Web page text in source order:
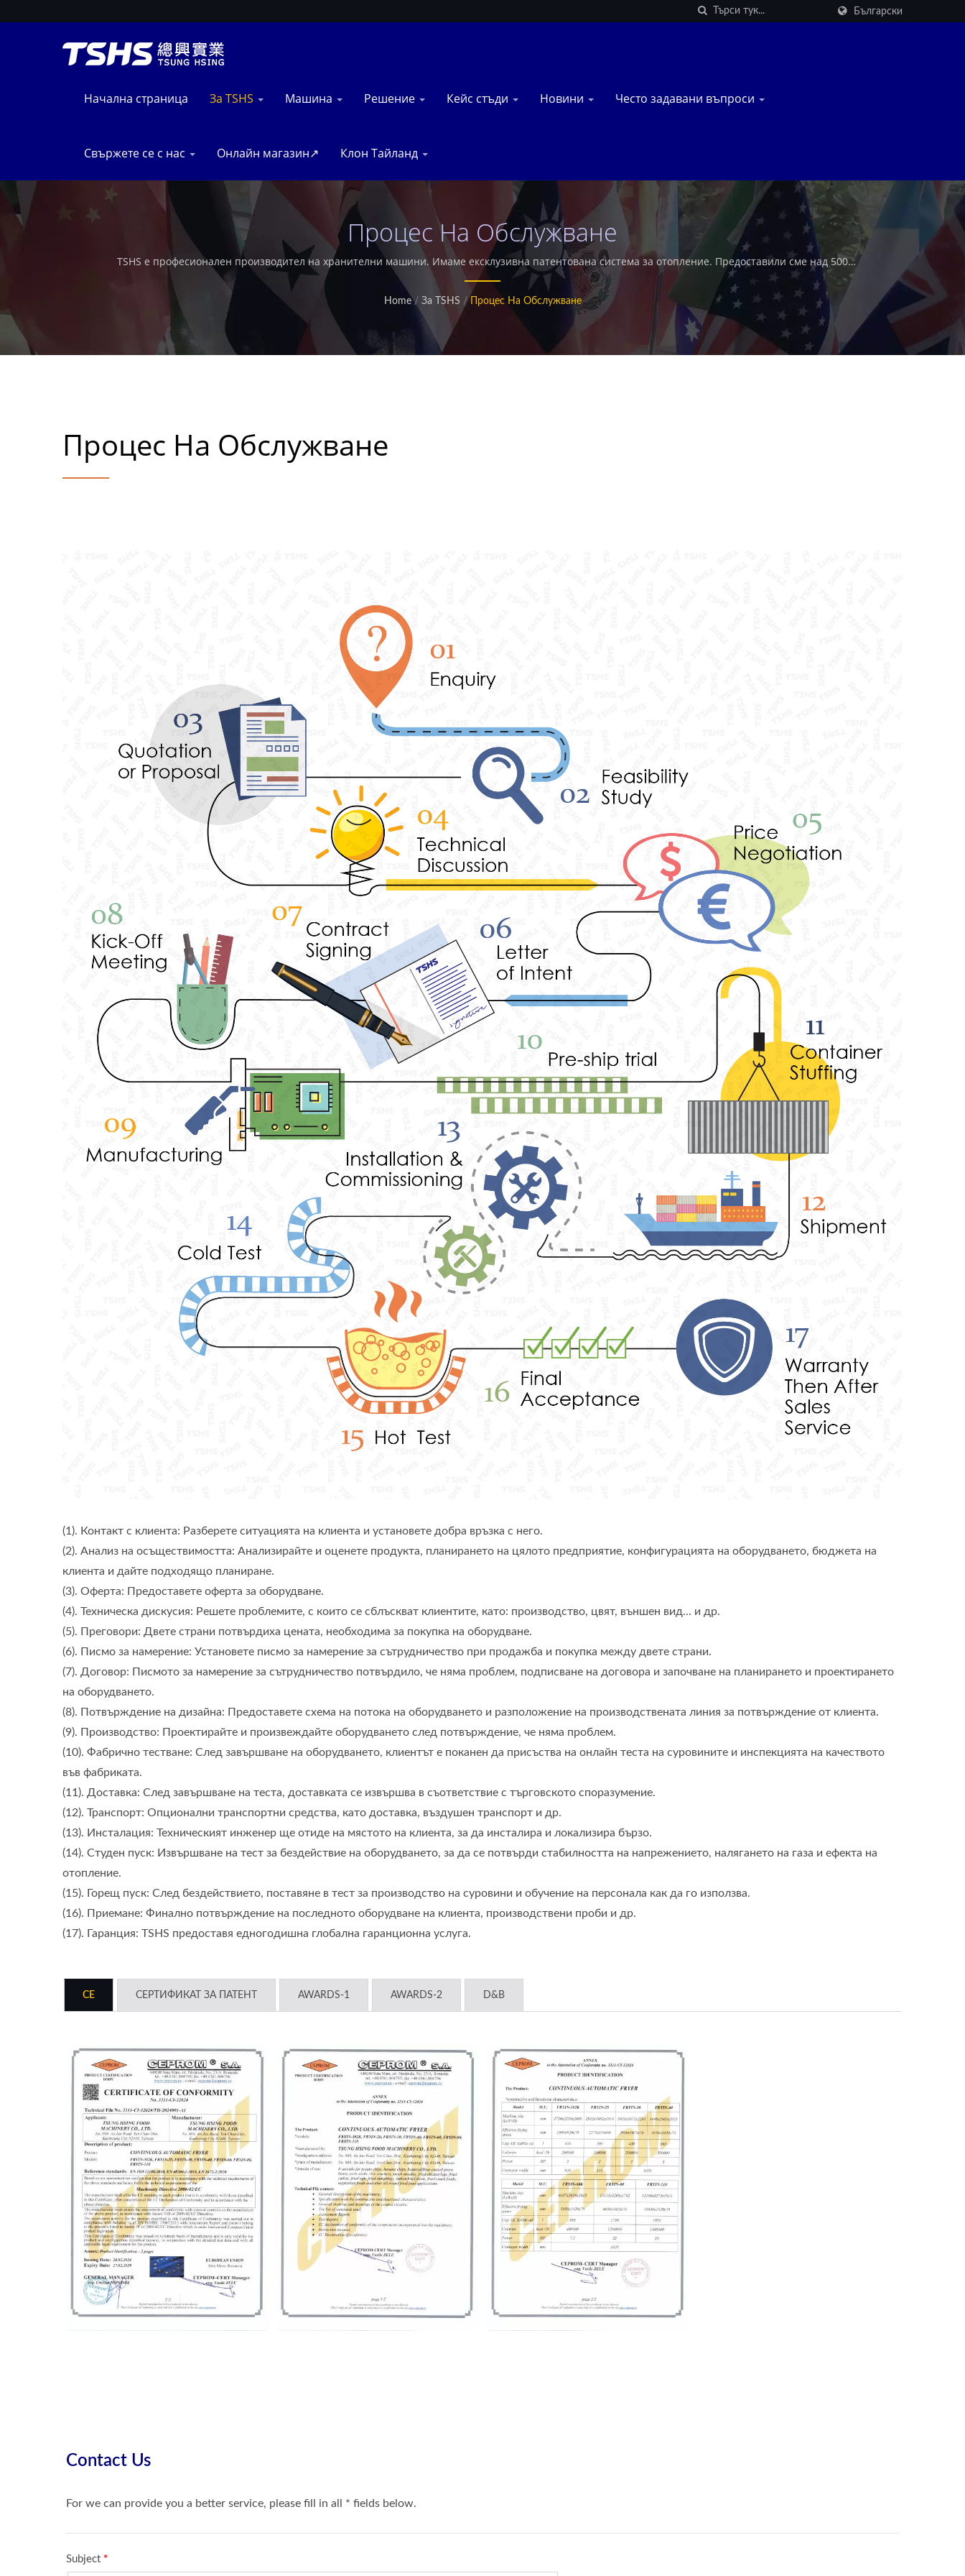
Български
Начална страница За TSHS Машина Решение Кейс стъди Новини Често задавани въпроси
Свържете се с нас Онлайн магазин↗ Клон Тайланд
Процес На Обслужване
TSHS е професионален производител на хранителни машини. Имаме ексклузивна патентована система за отопление. Предоставили сме над 500
производствени линии за пържене по целия свят. Също така предлагаме персонализирана индустриална микровълнова сушилня.
Home / За TSHS / Процес На Обслужване
Процес На Обслужване
(1). Контакт с клиента: Разберете ситуацията на клиента и установете добра връзка с него.
(2). Анализ на осъществимостта: Анализирайте и оценете продукта, планирането на цялото предприятие, конфигурацията на оборудването, бюджета на
клиента и дайте подходящо планиране.
(3). Оферта: Предоставете оферта за оборудване.
(4). Техническа дискусия: Решете проблемите, с които се сблъскват клиентите, като: производство, цвят, външен вид... и др.
(5). Преговори: Двете страни потвърдиха цената, необходима за покупка на оборудване.
(6). Писмо за намерение: Установете писмо за намерение за сътрудничество при продажба и покупка между двете страни.
(7). Договор: Писмото за намерение за сътрудничество потвърдило, че няма проблем, подписване на договора и започване на планирането и проектирането
на оборудването.
(8). Потвърждение на дизайна: Предоставете схема на потока на оборудването и разположение на производствената линия за потвърждение от клиента.
(9). Производство: Проектирайте и произвеждайте оборудването след потвърждение, че няма проблем.
(10). Фабрично тестване: След завършване на оборудването, клиентът е поканен да присъства на онлайн теста на суровините и инспекцията на качеството
във фабриката.
(11). Доставка: След завършване на теста, доставката се извършва в съответствие с търговското споразумение.
(12). Транспорт: Опционални транспортни средства, като доставка, въздушен транспорт и др.
(13). Инсталация: Техническият инженер ще отиде на мястото на клиента, за да инсталира и локализира бързо.
(14). Студен пуск: Извършване на тест за бездействие на оборудването, за да се потвърди стабилността на напрежението, налягането на газа и ефекта на
отопление.
(15). Горещ пуск: След бездействието, поставяне в тест за производство на суровини и обучение на персонала как да го използва.
(16). Приемане: Финално потвърждение на последното оборудване на клиента, производствени проби и др.
(17). Гаранция: TSHS предоставя едногодишна глобална гаранционна услуга.
CE СЕРТИФИКАТ ЗА ПАТЕНТ AWARDS-1 AWARDS-2 D&B